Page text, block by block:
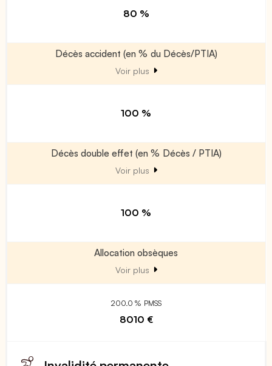
80 %
Décès accident (en % du Décès/PTIA)
Voir plus
100 %
Décès double effet (en % Décès / PTIA)
Voir plus
100 %
Allocation obsèques
Voir plus
200.0 % PMSS
8010 €